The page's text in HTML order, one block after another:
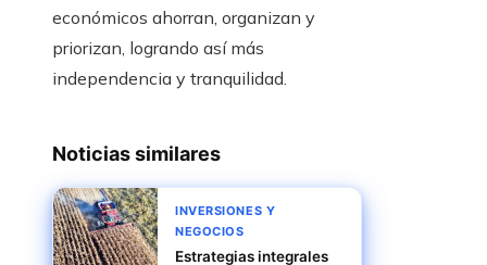
económicos ahorran, organizan y
priorizan, logrando así más
independencia y tranquilidad.
Noticias similares
INVERSIONES Y
NEGOCIOS
Estrategias integrales